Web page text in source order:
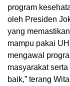
program
oleh Presiden
yang
mampu pakai
mengawal
masyarakat
baik,” terang